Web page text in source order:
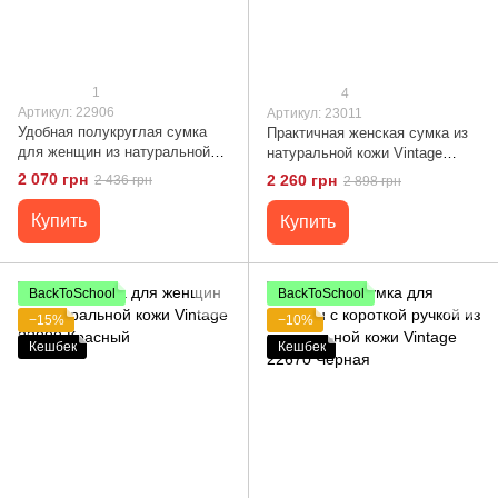
1
Артикул: 22906
Удобная полукруглая сумка
для женщин из натуральной
кожи Vintage 22906
Коричневый
2 070 грн 2 436 грн
Купить
4
Артикул: 23011
Практичная женская сумка из
натуральной кожи Vintage
23011 Черный
2 260 грн 2 898 грн
Купить
BackToSchool
−15%
Кешбек
BackToSchool
−10%
Кешбек